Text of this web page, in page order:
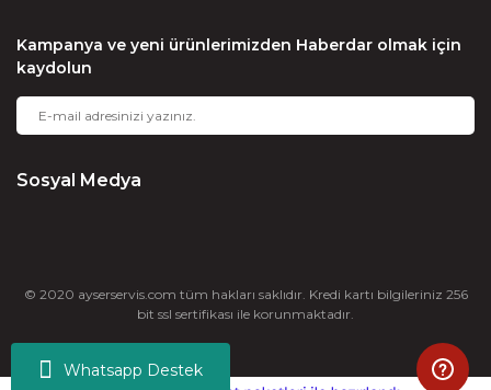
Whatsapp Destek
Kampanya ve yeni ürünlerimizden Haberdar olmak için
kaydolun
Sosyal Medya
© 2020 ayserservis.com tüm hakları saklıdır. Kredi kartı bilgileriniz 256
bit ssl sertifikası ile korunmaktadır.